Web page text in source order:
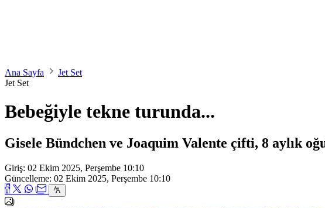
Ana Sayfa
Jet Set
Jet Set
Bebeğiyle tekne turunda...
Gisele Bündchen ve Joaquim Valente çifti, 8 aylık
Giriş: 02 Ekim 2025, Perşembe 10:10
Güncelleme: 02 Ekim 2025, Perşembe 10:10